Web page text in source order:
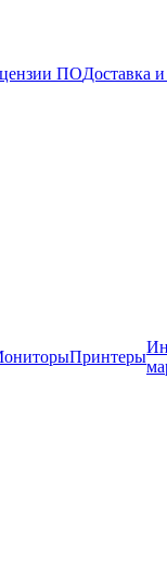
ПОДоставка
Принтеры